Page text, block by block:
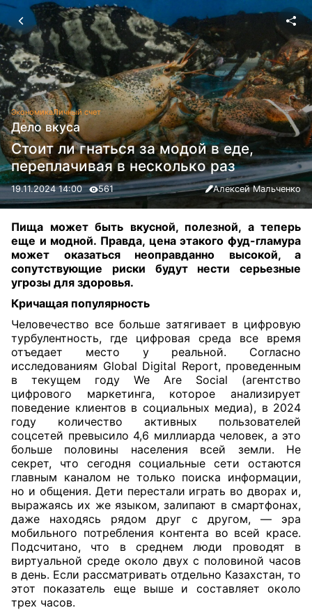
ЭкономикаЛичный счет
Дело вкуса
Стоит ли гнаться за модой в еде,
переплачивая в несколько раз
19.11.2024 14:00 561 Алексей Мальченко
Пища может быть вкусной, полезной, а теперь
еще и модной. Правда, цена этакого фуд-гламура
может оказаться неоправданно высокой, а
сопутствующие риски будут нести серьезные
угрозы для здоровья.
Кричащая популярность
Человечество все больше затягивает в цифровую
турбулентность, где цифровая среда все время
отъедает место у реальной. Согласно
исследованиям Global Digital Report, проведенным
в текущем году We Are Social (агентство
цифрового маркетинга, которое анализирует
поведение клиентов в социальных медиа), в 2024
году количество активных пользователей
соцсетей превысило 4,6 миллиарда человек, а это
больше половины населения всей земли. Не
секрет, что сегодня социальные сети остаются
главным каналом не только поиска информации,
но и общения. Дети перестали играть во дворах и,
выражаясь их же языком, залипают в смартфонах,
даже находясь рядом друг с другом, — эра
мобильного потребления контента во всей красе.
Подсчитано, что в среднем люди проводят в
виртуальной среде около двух с половиной часов
в день. Если рассматривать отдельно Казахстан, то
этот показатель еще выше и составляет около
трех часов.